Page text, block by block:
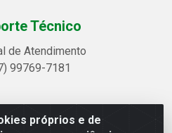
próprios e de
Técnico
de Atendimento
99769-7181
- Avenida Alegre, 2521 -